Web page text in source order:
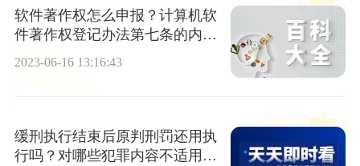
软件著作权怎么申报？计算机软
件著作权登记办法第七条的内容
2023-06-16 13:16:43
缓刑执行结束后原判刑罚还用执
行吗？对哪些犯罪内容不适用于